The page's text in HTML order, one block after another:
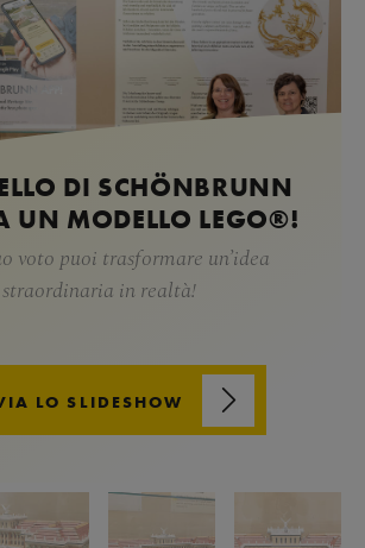
DI SCHÖNBRUNN
UN MODELLO LEGO®!
voto puoi trasformare un’idea
straordinaria in realtà!
LO SLIDESHOW